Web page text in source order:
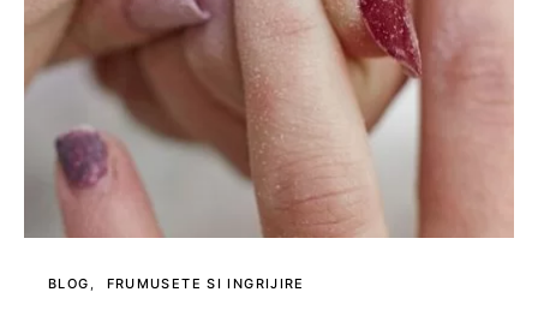
BLOG FRUMUSETE SI INGRIJIRE